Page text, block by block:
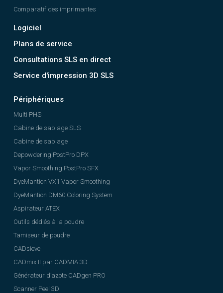
Comparatif des imprimantes
Logiciel
Plans de service
Consultations SLS en direct
Service d'impression 3D SLS
Périphériques
Multi PHS
Cabine de sablage SLS
Cabine de sablage
Depowdering PostPro DPX
Vapor Smoothing PostPro SFX
DyeMantion VX1 Vapor Smoothing
DyeMantion DM60 Coloring System
Aspirateur ATEX
Outils dédiés à la poudre
Tamiseur de poudre
CADsieve
CADmix II par CADMIA 3D
Générateur d’azote CADgen PRO
Scanner Peel 3D